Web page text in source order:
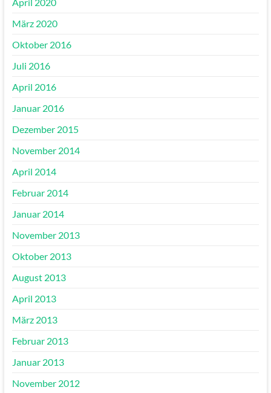
März 2020
Oktober 2016
Juli 2016
April 2016
Januar 2016
Dezember 2015
November 2014
April 2014
Februar 2014
Januar 2014
November 2013
Oktober 2013
August 2013
April 2013
März 2013
Februar 2013
Januar 2013
November 2012